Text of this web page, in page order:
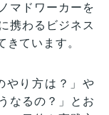
マドワーカーを
携わるビジネス
ています。
やり方は？」や
なるの？」とお